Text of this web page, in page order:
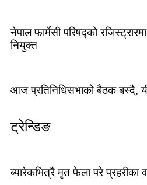
नेपाल फार्मेसी परिषद्को
नियुक्त
आज प्रतिनिधिसभाको बैठक बस्दै,
ट्रेन्डिङ
ब्यारेकभित्रै मृत फेला परे प्रहरीका